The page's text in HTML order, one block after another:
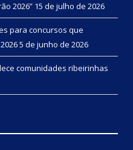
2026” 15 de julho de 2026
para concursos que
5 de junho de 2026
comunidades ribeirinhas